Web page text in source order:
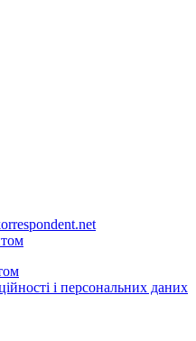
і персональних даних